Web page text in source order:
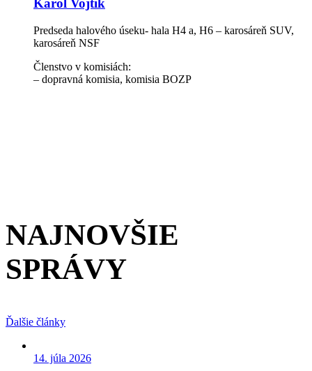
Karol Vojtík
Predseda halového úseku- hala H4 a, H6 – karosáreň SUV,
karosáreň NSF
Členstvo v komisiách:
– dopravná komisia, komisia BOZP
NAJNOVŠIE
SPRÁVY
Ďalšie články
14. júla 2026